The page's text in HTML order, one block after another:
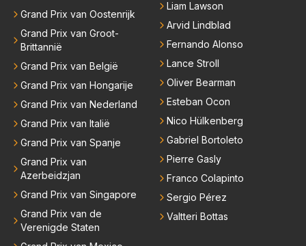
Grand Prix van Oostenrijk
Grand Prix van Groot-
Brittannië
Grand Prix van België
Grand Prix van Hongarije
Grand Prix van Nederland
Grand Prix van Italië
Grand Prix van Spanje
Grand Prix van
Azerbeidzjan
Grand Prix van Singapore
Grand Prix van de
Verenigde Staten
Liam Lawson
Arvid Lindblad
Fernando Alonso
Lance Stroll
Oliver Bearman
Esteban Ocon
Nico Hülkenberg
Gabriel Bortoleto
Pierre Gasly
Franco Colapinto
Sergio Pérez
Valtteri Bottas